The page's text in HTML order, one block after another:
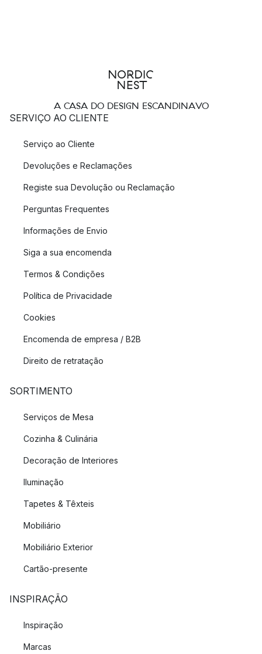
A CASA DO DESIGN ESCANDINAVO
SERVIÇO AO CLIENTE
Serviço ao Cliente
Devoluções e Reclamações
Registe sua Devolução ou Reclamação
Perguntas Frequentes
Informações de Envio
Siga a sua encomenda
Termos & Condições
Política de Privacidade
Cookies
Encomenda de empresa / B2B
Direito de retratação
SORTIMENTO
Serviços de Mesa
Cozinha & Culinária
Decoração de Interiores
Iluminação
Tapetes & Têxteis
Mobiliário
Mobiliário Exterior
Cartão-presente
INSPIRAÇÃO
Inspiração
Marcas